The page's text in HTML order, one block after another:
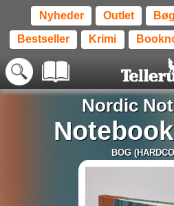
Nyheder Outlet
Bestseller Krimi
Nordic
BOG